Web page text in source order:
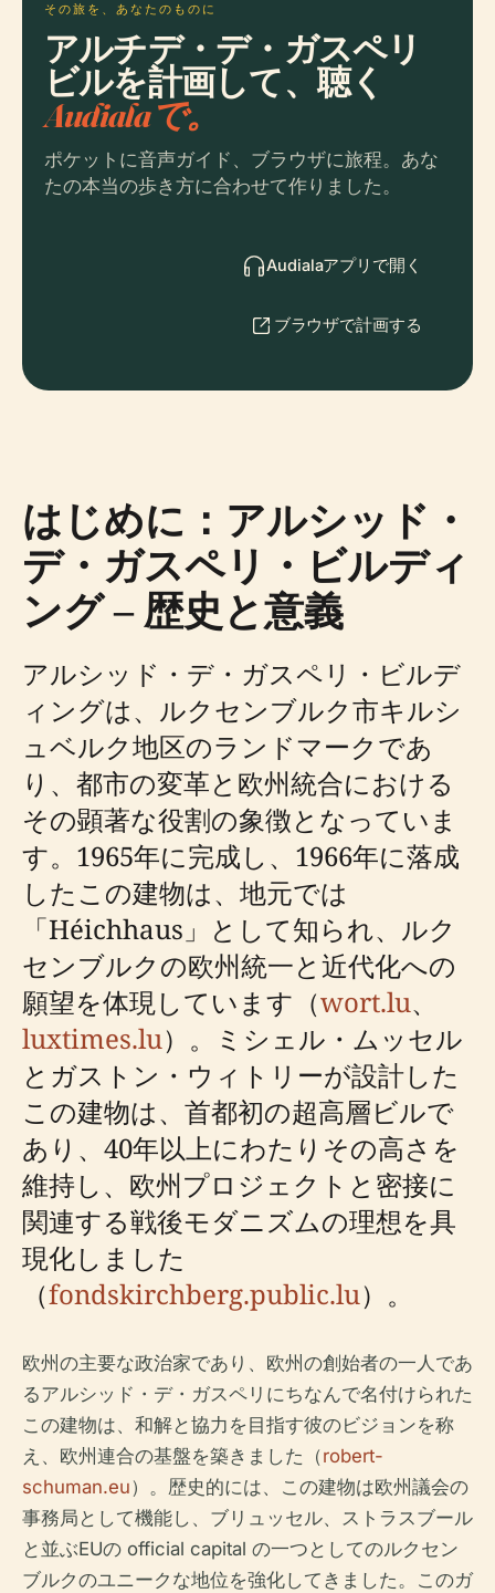
その旅を、あなたのものに
アルチデ・デ・ガスペリ
ビルを計画して、聴く
Audialaで。
ポケットに音声ガイド、ブラウザに旅程。あな
たの本当の歩き方に合わせて作りました。
Audialaアプリで開く
ブラウザで計画する
はじめに：アルシッド・
デ・ガスペリ・ビルディ
ング – 歴史と意義
アルシッド・デ・ガスペリ・ビルデ
ィングは、ルクセンブルク市キルシ
ュベルク地区のランドマークであ
り、都市の変革と欧州統合における
その顕著な役割の象徴となっていま
す。1965年に完成し、1966年に落成
したこの建物は、地元では
「Héichhaus」として知られ、ルク
センブルクの欧州統一と近代化への
願望を体現しています（wort.lu、
luxtimes.lu）。ミシェル・ムッセル
とガストン・ウィトリーが設計した
この建物は、首都初の超高層ビルで
あり、40年以上にわたりその高さを
維持し、欧州プロジェクトと密接に
関連する戦後モダニズムの理想を具
現化しました
（fondskirchberg.public.lu）。
欧州の主要な政治家であり、欧州の創始者の一人であ
るアルシッド・デ・ガスペリにちなんで名付けられた
この建物は、和解と協力を目指す彼のビジョンを称
え、欧州連合の基盤を築きました（robert-
schuman.eu）。歴史的には、この建物は欧州議会の
事務局として機能し、ブリュッセル、ストラスブール
と並ぶEUの official capital の一つとしてのルクセン
ブルクのユニークな地位を強化してきました。このガ